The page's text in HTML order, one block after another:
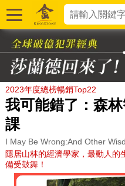
2023年度總榜暢銷Top22
我可能錯了：森
課
I May Be Wrong:And Other
隱居山林的經濟學家，最動人的
備受鼓舞！